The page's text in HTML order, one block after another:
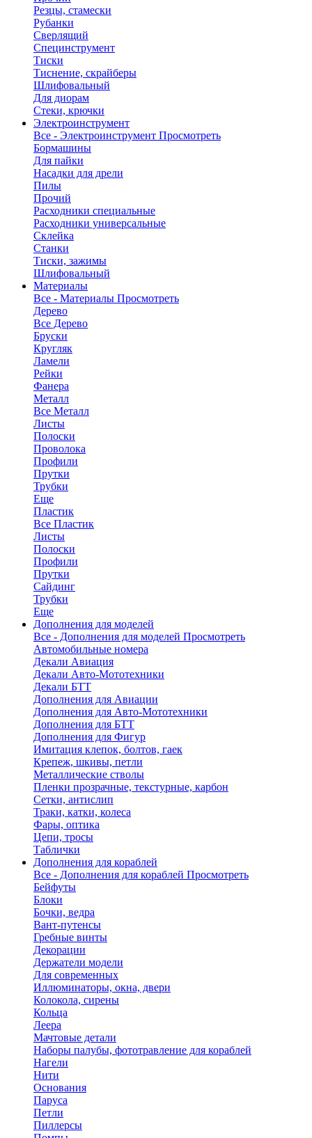
Резцы, стамески
Рубанки
Сверлящий
Специнструмент
Тиски
Тиснение, скрайберы
Шлифовальный
Для диорам
Стеки, крючки
Электроинструмент
Все - Электроинструмент Просмотреть
Бормашины
Для пайки
Насадки для дрели
Пилы
Прочий
Расходники специальные
Расходники универсальные
Склейка
Станки
Тиски, зажимы
Шлифовальный
Материалы
Все - Материалы Просмотреть
Дерево
Все Дерево
Бруски
Кругляк
Ламели
Рейки
Фанера
Металл
Все Металл
Листы
Полоски
Проволока
Профили
Прутки
Трубки
Еще
Пластик
Все Пластик
Листы
Полоски
Профили
Прутки
Сайдинг
Трубки
Еще
Дополнения для моделей
Все - Дополнения для моделей Просмотреть
Автомобильные номера
Декали Авиация
Декали Авто-Мототехники
Декали БТТ
Дополнения для Авиации
Дополнения для Авто-Мототехники
Дополнения для БТТ
Дополнения для Фигур
Имитация клепок, болтов, гаек
Крепеж, шкивы, петли
Металлические стволы
Пленки прозрачные, текстурные, карбон
Сетки, антислип
Траки, катки, колеса
Фары, оптика
Цепи, тросы
Таблички
Дополнения для кораблей
Все - Дополнения для кораблей Просмотреть
Бейфуты
Блоки
Бочки, ведра
Вант-путенсы
Гребные винты
Декорации
Держатели модели
Для современных
Иллюминаторы, окна, двери
Колокола, сирены
Кольца
Леера
Мачтовые детали
Наборы палубы, фототравление для кораблей
Нагели
Нити
Основания
Паруса
Петли
Пиллерсы